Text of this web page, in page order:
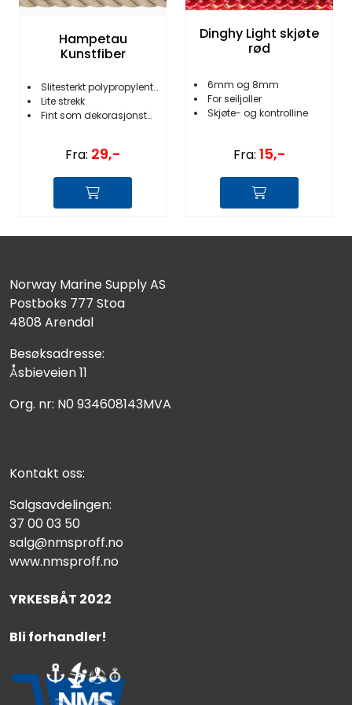
Hampetau
Kunstfiber
Slitesterkt polypropylentau
Lite strekk
Fint som dekorasjonstau
Fra: 29,-
Dinghy Light skjøte
rød
6mm og 8mm
For seiljoller
Skjøte- og kontrolline
Fra: 15,-
Norway Marine Supply AS
Postboks 777 Stoa
4808 Arendal
Besøksadresse:
Åsbieveien 11
Org. nr: N0 934608143MVA
Kontakt oss:
Salgsavdelingen:
37 00 03 50
salg@nmsproff.no
www.nmsproff.no
YRKESBÅT 2022
Bli forhandler!
Fritid/Sikkerhet
Båtpleie/Opplag
Nyheter